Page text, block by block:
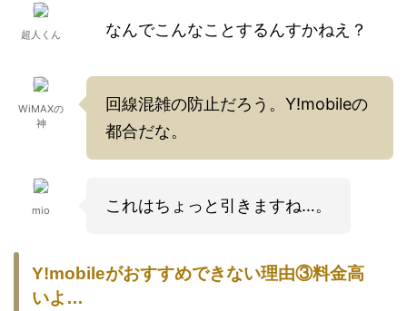
超人くん なんでこんなことするんすかねえ？
WiMAXの
神
回線混雑の防止だろう。Y!mobileの
都合だな。
mio これはちょっと引きますね…。
Y!mobileがおすすめできない理由③料金高
いよ…